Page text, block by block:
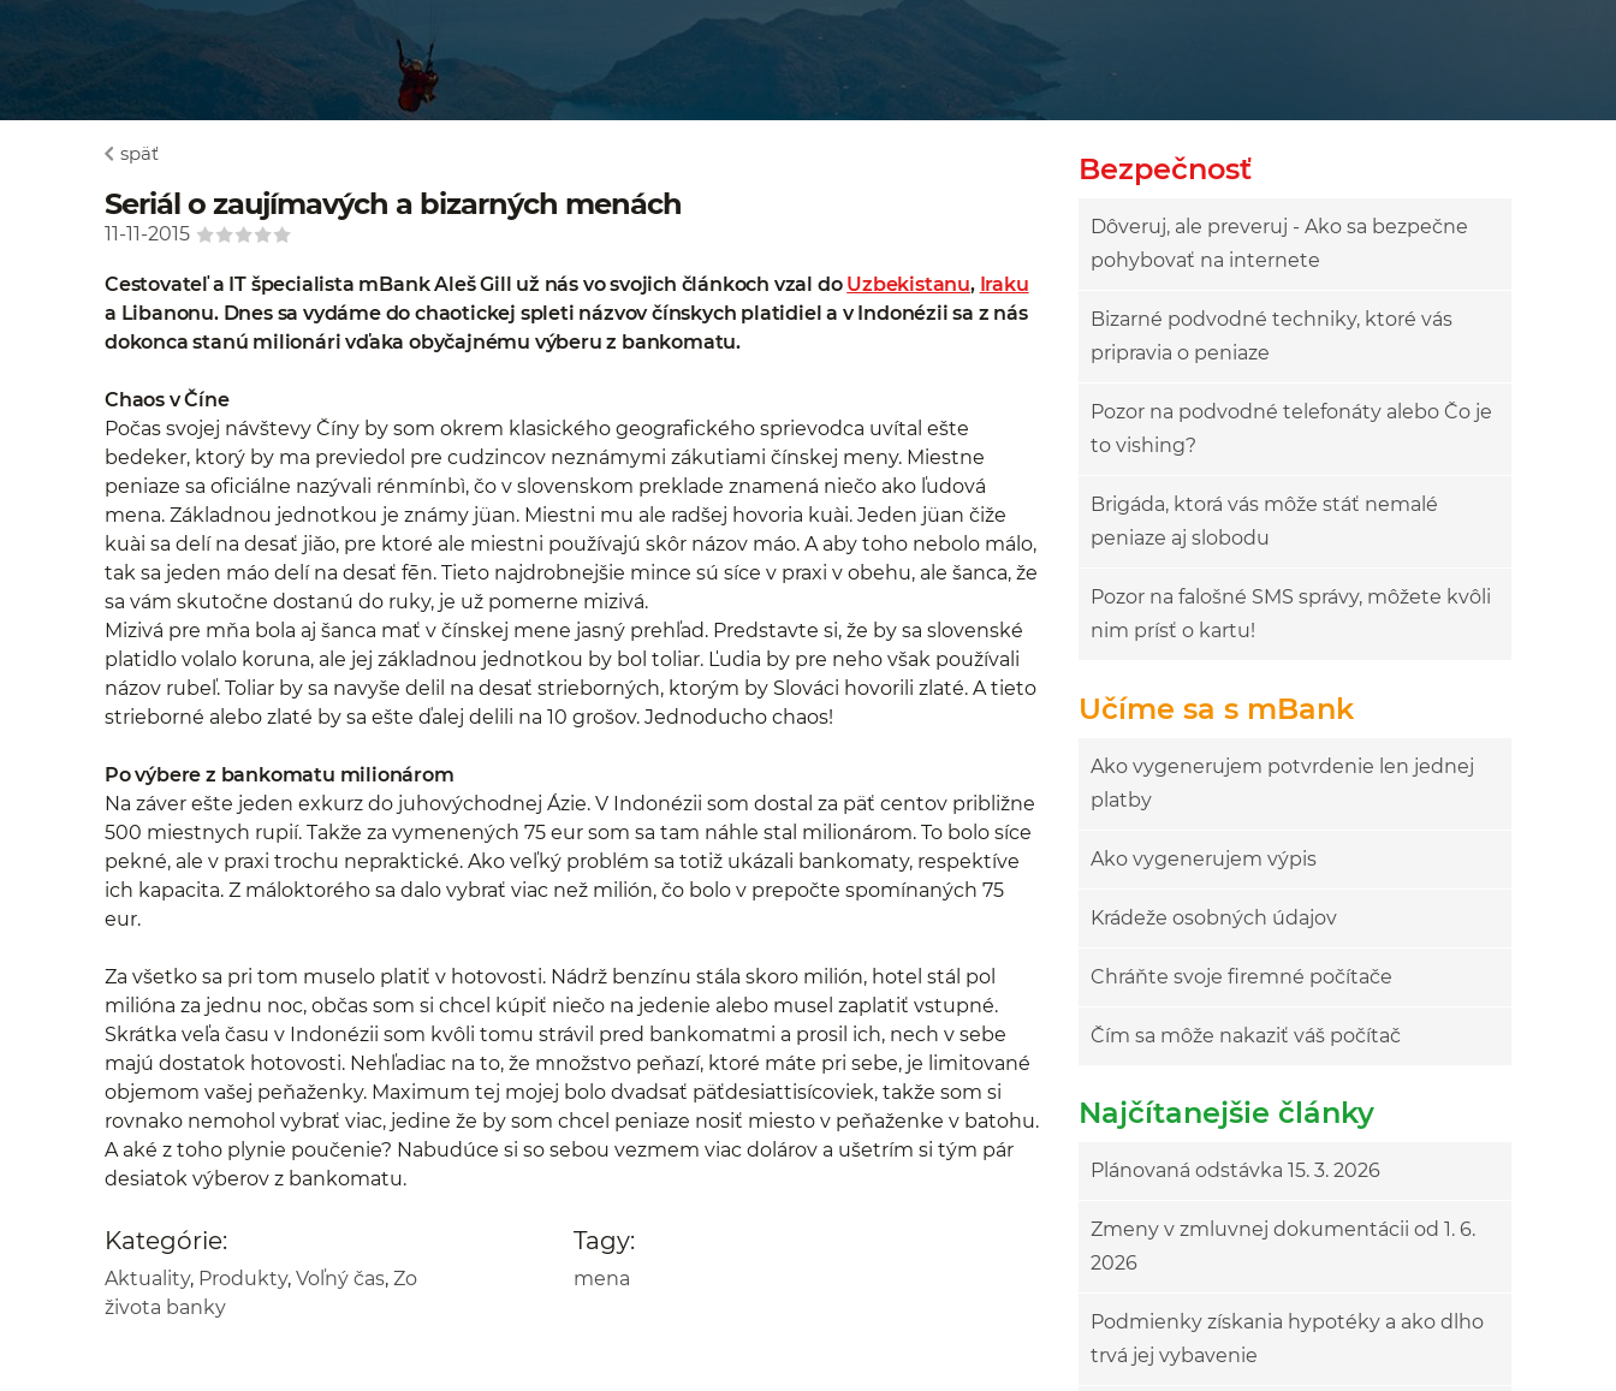
späť
Seriál o zaujímavých a bizarných menách
11-11-2015
Cestovateľ a IT špecialista mBank Aleš Gill už nás vo svojich článkoch vzal do Uzbekistanu, Iraku
a Libanonu. Dnes sa vydáme do chaotickej spleti názvov čínskych platidiel a v Indonézii sa z nás
dokonca stanú milionári vďaka obyčajnému výberu z bankomatu.
Chaos v Číne
Počas svojej návštevy Číny by som okrem klasického geografického sprievodca uvítal ešte
bedeker, ktorý by ma previedol pre cudzincov neznámymi zákutiami čínskej meny. Miestne
peniaze sa oficiálne nazývali rénmínbì, čo v slovenskom preklade znamená niečo ako ľudová
mena. Základnou jednotkou je známy jüan. Miestni mu ale radšej hovoria kuài. Jeden jüan čiže
kuài sa delí na desať jiǎo, pre ktoré ale miestni používajú skôr názov máo. A aby toho nebolo málo,
tak sa jeden máo delí na desať fēn. Tieto najdrobnejšie mince sú síce v praxi v obehu, ale šanca, že
sa vám skutočne dostanú do ruky, je už pomerne mizivá.
Mizivá pre mňa bola aj šanca mať v čínskej mene jasný prehľad. Predstavte si, že by sa slovenské
platidlo volalo koruna, ale jej základnou jednotkou by bol toliar. Ľudia by pre neho však používali
názov rubeľ. Toliar by sa navyše delil na desať strieborných, ktorým by Slováci hovorili zlaté. A tieto
strieborné alebo zlaté by sa ešte ďalej delili na 10 grošov. Jednoducho chaos!
Po výbere z bankomatu milionárom
Na záver ešte jeden exkurz do juhovýchodnej Ázie. V Indonézii som dostal za päť centov približne
500 miestnych rupií. Takže za vymenených 75 eur som sa tam náhle stal milionárom. To bolo síce
pekné, ale v praxi trochu nepraktické. Ako veľký problém sa totiž ukázali bankomaty, respektíve
ich kapacita. Z máloktorého sa dalo vybrať viac než milión, čo bolo v prepočte spomínaných 75
eur.
Za všetko sa pri tom muselo platiť v hotovosti. Nádrž benzínu stála skoro milión, hotel stál pol
milióna za jednu noc, občas som si chcel kúpiť niečo na jedenie alebo musel zaplatiť vstupné.
Skrátka veľa času v Indonézii som kvôli tomu strávil pred bankomatmi a prosil ich, nech v sebe
majú dostatok hotovosti. Nehľadiac na to, že množstvo peňazí, ktoré máte pri sebe, je limitované
objemom vašej peňaženky. Maximum tej mojej bolo dvadsať päťdesiattisícoviek, takže som si
rovnako nemohol vybrať viac, jedine že by som chcel peniaze nosiť miesto v peňaženke v batohu.
A aké z toho plynie poučenie? Nabudúce si so sebou vezmem viac dolárov a ušetrím si tým pár
desiatok výberov z bankomatu.
Kategórie:
Aktuality, Produkty, Voľný čas, Zo
života banky
Tagy:
mena
Bezpečnosť
Dôveruj, ale preveruj - Ako sa bezpečne
pohybovať na internete
Bizarné podvodné techniky, ktoré vás
pripravia o peniaze
Pozor na podvodné telefonáty alebo Čo je
to vishing?
Brigáda, ktorá vás môže stáť nemalé
peniaze aj slobodu
Pozor na falošné SMS správy, môžete kvôli
nim prísť o kartu!
Učíme sa s mBank
Ako vygenerujem potvrdenie len jednej
platby
Ako vygenerujem výpis
Krádeže osobných údajov
Chráňte svoje firemné počítače
Čím sa môže nakaziť váš počítač
Najčítanejšie články
Plánovaná odstávka 15. 3. 2026
Zmeny v zmluvnej dokumentácii od 1. 6.
2026
Podmienky získania hypotéky a ako dlho
trvá jej vybavenie